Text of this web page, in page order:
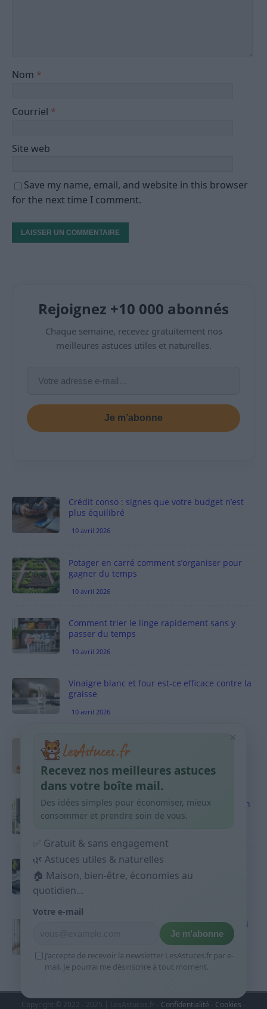
Nom *
Courriel *
Site web
Save my name, email, and website in this browser
for the next time I comment.
Rejoignez +10 000 abonnés
Chaque semaine, recevez gratuitement nos
meilleures astuces utiles et naturelles.
Je m’abonne
Crédit conso : signes que votre budget n’est
plus équilibré
10 avril 2026
Potager en carré comment s’organiser pour
gagner du temps
10 avril 2026
Comment trier le linge rapidement sans y
passer du temps
10 avril 2026
Vinaigre blanc et four est-ce efficace contre la
graisse
10 avril 2026
Taches pigmentaires : routine simple +
habitudes qui aident
9 avril 2026
Produits ménagers : comment économiser en
courses sans acheter 10 sprays
Budget mensuel : méthode rapide pour
répartir son salaire dès le jour de paie
9 avril 2026
Sport 10 minutes par jour est-ce utile et quoi
9 avril 2026
Copyright © 2022 - 2025 | LesAstuces.fr - Confidentialité Cookies -
×
Recevez nos meilleures astuces
dans votre boîte mail.
Des idées simples pour économiser, mieux
consommer et prendre soin de vous.
✅ Gratuit & sans engagement
🌿 Astuces utiles & naturelles
🏠 Maison, bien-être, économies au
quotidien...
Votre e-mail
Je m’abonne
J’accepte de recevoir la newsletter LesAstuces.fr par e-
mail. Je pourrai me désinscrire à tout moment.